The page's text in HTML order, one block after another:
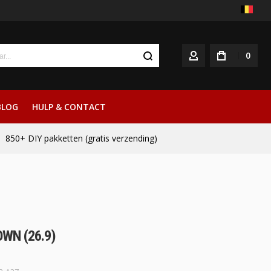
ACCOUNT 0
HULP & CONTACT
850+ DIY pakketten (gratis verzending)
(26.9)